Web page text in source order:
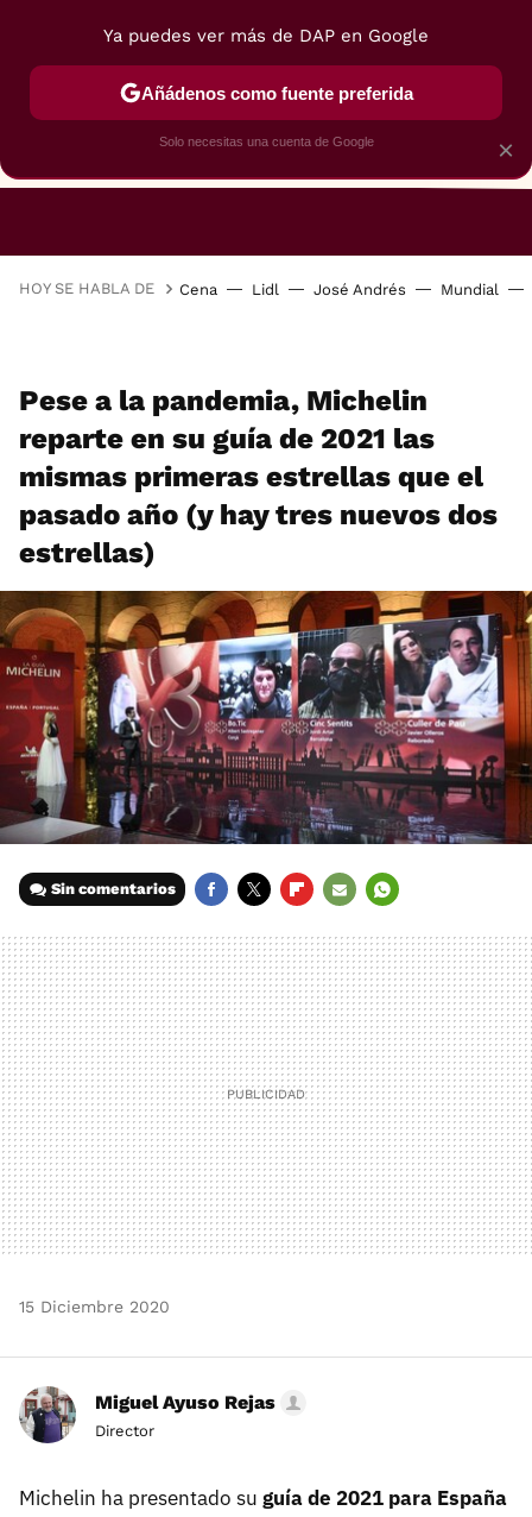
RESTAURANTES GASTROGUÍA
HOY SE HABLA DE Cena Lidl José Andrés Mundial
Pese a la pandemia, Michelin
reparte en su guía de 2021 las
mismas primeras estrellas que el
pasado año (y hay tres nuevos dos
estrellas)
Sin comentarios
MAIL
15 Diciembre 2020
Miguel Ayuso Rejas
Director
Michelin ha presentado su guía de 2021 para España
×
Ya puedes ver más de DAP en Google
Añádenos como fuente preferida
Solo necesitas una cuenta de Google